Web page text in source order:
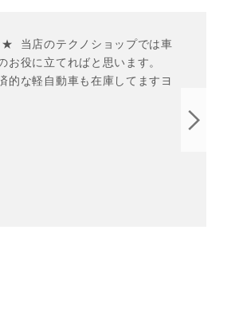
当店のテクノショップでは車
役に立てればと思います。
的な軽自動車も在庫してますヨ